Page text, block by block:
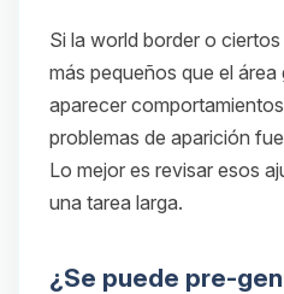
Si la world border o
más pequeños que el área
aparecer
problemas de aparición
Lo mejor es revisar esos
una tarea larga.
¿Se puede pre-